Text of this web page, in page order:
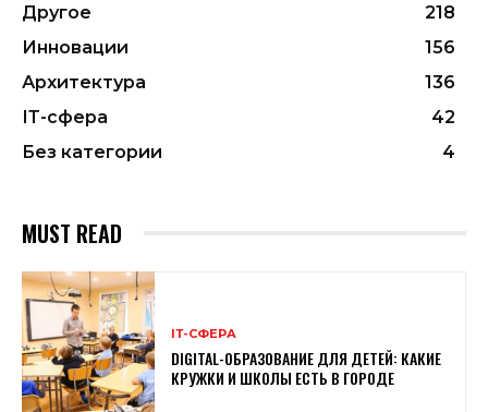
Другое
218
Инновации
156
Архитектура
136
ІТ-сфера
42
Без категории
4
MUST READ
ІТ-СФЕРА
DIGITAL-ОБРАЗОВАНИЕ ДЛЯ ДЕТЕЙ: КАКИЕ
КРУЖКИ И ШКОЛЫ ЕСТЬ В ГОРОДЕ